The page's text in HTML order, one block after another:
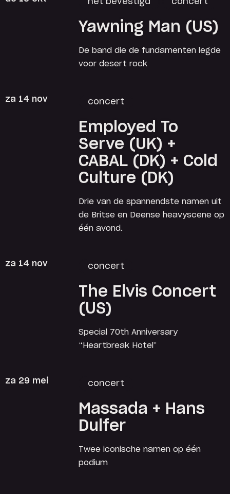
Yawning Man (US)
De band die de fundamenten legde
voor desert rock
za 14 nov concert
Employed To
Serve (UK) +
CABAL (DK) + Cold
Culture (DK)
Drie van de spannendste namen uit
de Britse en Deense heavyscene op
één avond.
za 14 nov concert
The Elvis Concert
(US)
Special 70th Anniversary
“Heartbreak Hotel”
za 29 mei concert
Massada + Hans
Dulfer
Twee iconische namen op één
podium